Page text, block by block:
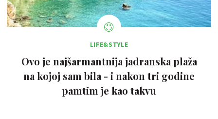
LIFE&STYLE
Ovo je najšarmantnija jadranska plaža
na kojoj sam bila - i nakon tri godine
pamtim je kao takvu